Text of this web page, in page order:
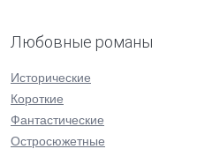
Любовные романы
Исторические
Короткие
Фантастические
Остросюжетные